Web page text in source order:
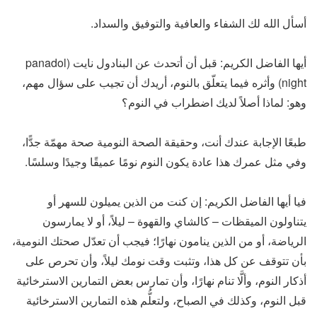
أسأل الله لك الشفاء والعافية والتوفيق والسداد.
أيها الفاضل الكريم: قبل أن أتحدث عن البنادول نايت (panadol
night) وأثره فيما يتعلّق بالنوم، أريدك أن تجيب على سؤال مهم،
وهو: لماذا أصلاً لديك اضطراب في النوم؟
طبعًا الإجابة عندك أنت، وحقيقة الصحة النومية صحة مهمّة جدًّا،
وفي مثل عمرك هذا عادة يكون النوم نومًا عميقًا وجيدًا وسلسًا.
فيا أيها الفاضل الكريم: إن كنت من الذين يميلون للسهر أو
يتناولون الميقظات – كالشاي والقهوة – ليلاً، أو لا يمارسون
الرياضة، أو من الذين ينامون نهارًا؛ فيجب أن تعدّل صحتك النومية،
بأن تتوقف عن كل هذا، وتثبت وقت نومك ليلاً، وأن تحرص على
أذكار النوم، وألَّا تنام نهارًا، وأن تمارس بعض التمارين الاسترخائية
قبل النوم، وكذلك في الصباح، ولتعلُّم هذه التمارين الاسترخائية